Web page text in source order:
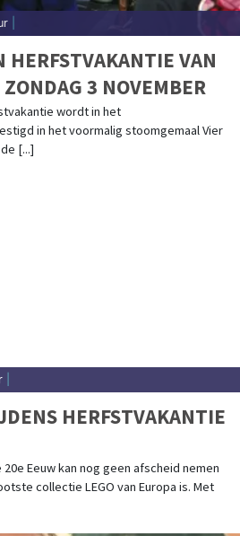
HERFSTVAKANTIE VAN
3 NOVEMBER
wordt in het
in het voormalig stoomgemaal Vier
[...]
HERFSTVAKANTIE
20e Eeuw kan nog geen afscheid nemen
collectie LEGO van Europa is. Met